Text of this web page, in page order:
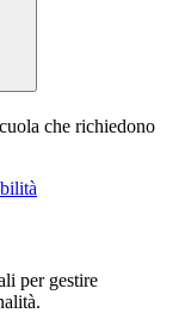
che richiedono
per gestire